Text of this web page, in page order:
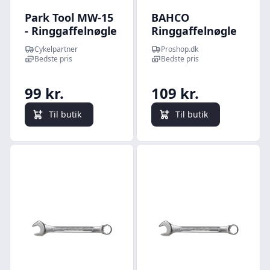
Park Tool MW-15
- Ringgaffelnøgle
- 15mm
Cykelpartner
Bedste pris
99 kr.
Til butik
BAHCO
Ringgaffelnøgle
24 mm, 111m-24
Proshop.dk
Bedste pris
109 kr.
Til butik